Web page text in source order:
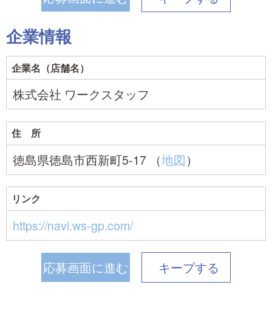
企業情報
企業名（店舗名）
株式会社 ワークスタッフ
住 所
徳島県徳島市西新町5-17 （地図）
リンク
https://navi.ws-gp.com/
応募画面に進む キープする